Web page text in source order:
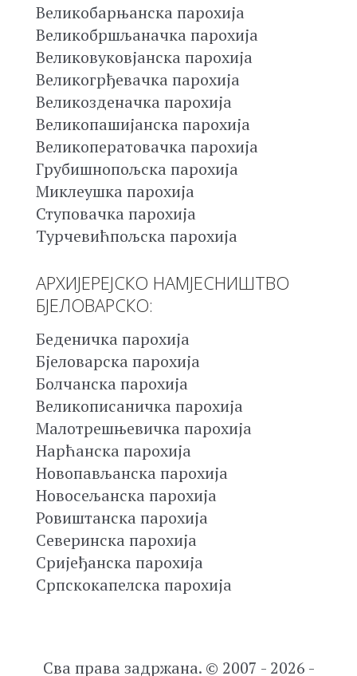
Великобарњанска парохија
Великобршљаначка парохија
Великовуковјанска парохија
Великогрђевачка парохија
Великозденачка парохија
Великопашијанска парохија
Великоператовачка парохија
Грубишнопољска парохија
Миклеушка парохија
Ступовачка парохија
Турчевићпољска парохија
АРХИЈЕРЕЈСКО НАМЈЕСНИШТВО
БЈЕЛОВАРСКО:
Беденичка парохија
Бјеловарска парохија
Болчанска парохија
Великописаничка парохија
Малотрешњевичка парохија
Нарћанска парохија
Новопављанска парохија
Новосељанска парохија
Ровиштанска парохија
Северинска парохија
Сријеђанска парохија
Српскокапелска парохија
Сва права задржана. © 2007 - 2026 -